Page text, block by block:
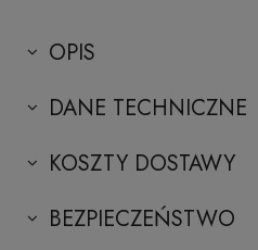
OPIS
DANE TECHNICZNE
KOSZTY DOSTAWY
BEZPIECZEŃSTWO